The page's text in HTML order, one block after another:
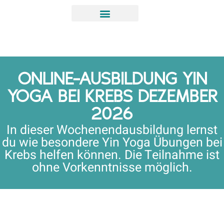
ONLINE-AUSBILDUNG YIN
YOGA BEI KREBS DEZEMBER
2026
In dieser Wochenendausbildung lernst
du wie besondere Yin Yoga Übungen bei
Krebs helfen können. Die Teilnahme ist
ohne Vorkenntnisse möglich.